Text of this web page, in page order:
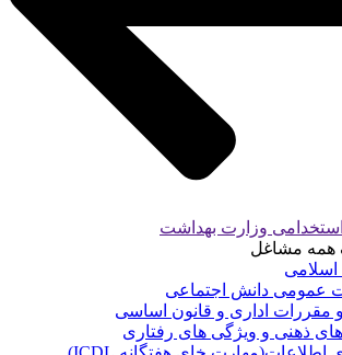
وزارت بهداشت
مشاغل
عمومی دانش اجتماعی
و مقررات اداری و قانون اساسی
های ذهنی و ویژگی های رفتاری